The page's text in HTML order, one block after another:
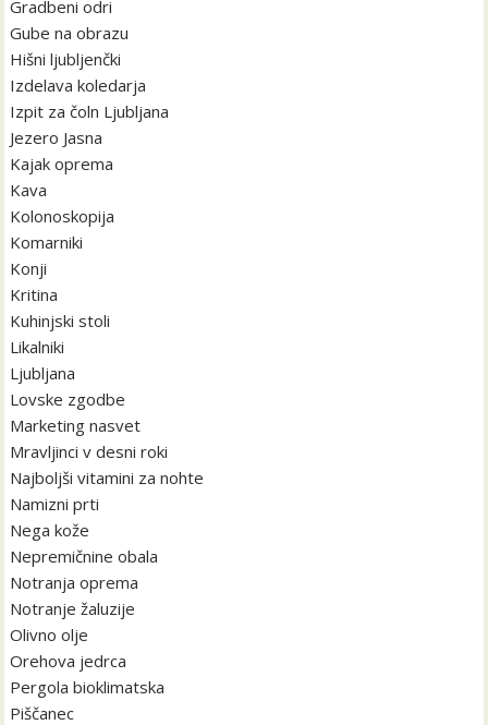
Gradbeni odri
Gube na obrazu
Hišni ljubljenčki
Izdelava koledarja
Izpit za čoln Ljubljana
Jezero Jasna
Kajak oprema
Kava
Kolonoskopija
Komarniki
Konji
Kritina
Kuhinjski stoli
Likalniki
Ljubljana
Lovske zgodbe
Marketing nasvet
Mravljinci v desni roki
Najboljši vitamini za nohte
Namizni prti
Nega kože
Nepremičnine obala
Notranja oprema
Notranje žaluzije
Olivno olje
Orehova jedrca
Pergola bioklimatska
Piščanec